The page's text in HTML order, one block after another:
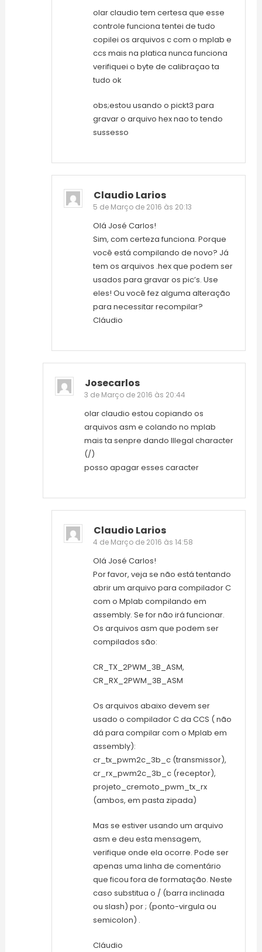
olar claudio tem certesa que esse
controle funciona tentei de tudo
copilei os arquivos c com o mplab e
ccs mais na platica nunca funciona
verifiquei o byte de calibraçao ta
tudo ok
obs;estou usando o pickt3 para
gravar o arquivo hex nao to tendo
sussesso
Claudio Larios
5 de Março de 2016 às 20:13
Olá José Carlos!
Sim, com certeza funciona. Porque
você está compilando de novo? Já
tem os arquivos .hex que podem ser
usados para gravar os pic’s. Use
eles! Ou você fez alguma alteração
para necessitar recompilar?
Cláudio
Josecarlos
3 de Março de 2016 às 20:44
olar claudio estou copiando os
arquivos asm e colando no mplab
mais ta senpre dando Illegal character
(/)
posso apagar esses caracter
Claudio Larios
4 de Março de 2016 às 14:58
Olá José Carlos!
Por favor, veja se não está tentando
abrir um arquivo para compilador C
com o Mplab compilando em
assembly. Se for não irá funcionar.
Os arquivos asm que podem ser
compilados são:
CR_TX_2PWM_3B_ASM,
CR_RX_2PWM_3B_ASM
Os arquivos abaixo devem ser
usado o compilador C da CCS ( não
dá para compilar com o Mplab em
assembly):
cr_tx_pwm2c_3b_c (transmissor),
cr_rx_pwm2c_3b_c (receptor),
projeto_cremoto_pwm_tx_rx
(ambos, em pasta zipada)
Mas se estiver usando um arquivo
asm e deu esta mensagem,
verifique onde ela ocorre. Pode ser
apenas uma linha de comentário
que ficou fora de formatação. Neste
caso substitua o / (barra inclinada
ou slash) por ; (ponto-virgula ou
semicolon) .
Cláudio